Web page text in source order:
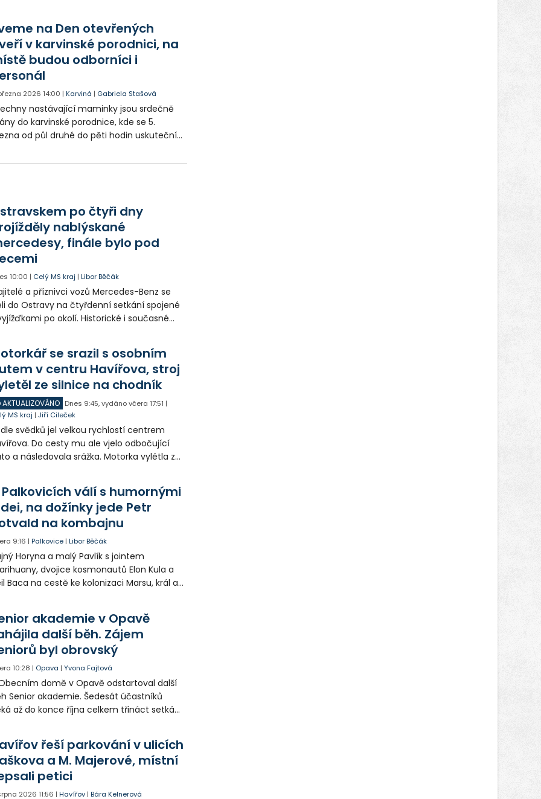
to, čeho je aktuálně nejvíce potřeba.
na Den otevřených
v karvinské porodnici, na
budou odborníci i
2026 14:00 |Karviná | Gabriela Stašová
nastávající maminky jsou srdečně
do karvinské porodnice, kde se 5.
od půl druhé do pěti hodin uskuteční
po čtyři dny
nablýskané
finále bylo pod
10:00 | Celý MS kraj |Libor Běčák
a příznivci vozů Mercedes-Benz se
do Ostravy na čtyřdenní setkání spojené
po okolí. Historické i současné
se srazil s osobním
v centru Havířova, stroj
ze silnice na chodník
AKTUALIZOVÁNO Dnes 9:45,vydáno včera 17:51 |
MS kraj |Jiří Cileček
svědků jel velkou rychlostí centrem
Do cesty mu ale vjelo odbočující
a následovala srážka. Motorka vylétla ze
Motorkář utrpěl velmi vážná
a byl letecky přepraven do
Palkovicích válí s humornými
na dožínky jede Petr
na kombajnu
9:16 |Palkovice |Libor Běčák
Horyna a malý Pavlík s jointem
dvojice kosmonautů Elon Kula a
Baca na cestě ke kolonizaci Marsu, král a
a místostarosta David Kula.
akademie v Opavě
další běh. Zájem
byl obrovský
10:28 | Opava |Yvona Fajtová
domě v Opavě odstartoval další
Senior akademie. Šedesát účastníků
až do konce října celkem třináct setkání
certifikáty o absolvování studia a
dárky.
řeší parkování v ulicích
a M. Majerové, místní
petici
2026 11:56 |Havířov |Bára Kelnerová